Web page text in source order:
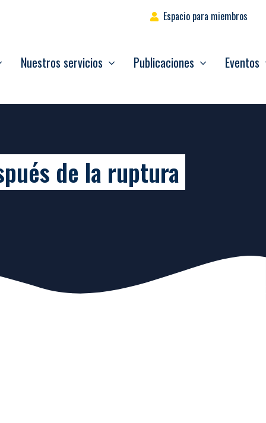
Espacio para miembros
Nuestros servicios Publicaciones Eventos
de la ruptura